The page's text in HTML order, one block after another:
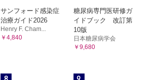
サンフォード感染症
治療ガイド2026
Henry F. Cham...
￥4,840
糖尿病専門医研修ガ
イドブック 改訂第
10版
日本糖尿病学会
￥9,680